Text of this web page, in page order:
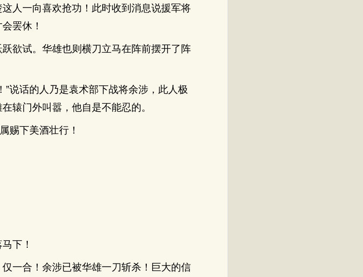
人一向喜欢抢功！此时收到消息说援军将
罢休！
欲试。华雄也则横刀立马在阵前摆开了阵
说话的人乃是袁术部下战将余涉，此人极
辕门外叫嚣，他自是不能忍的。
赐下美酒壮行！
下！
一合！余涉已被华雄一刀斩杀！巨大的信